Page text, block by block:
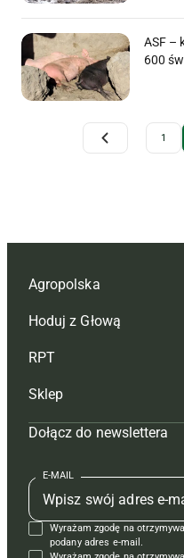
ASF –
600
Archive 1
Agropolska
Redakcja
Reklama
Tagi
Mapa serwisu
Kontakt
Regulamin
Polityka prywatności
Hoduj z Głową
Hoduj z głową bydło
Hoduj z głową świnie
Prenumerata
Redakcja
Kontakt
Reklama
RPT
Redakcja
Prenumerata
Reklama
Kontakt
Krzyżówki
Sklep
Czasopisma i prenumerata
Książki
Regulamin
Dołącz do newslettera
E-MAIL
Wyrażam zgodę na
podany adres e-mail.